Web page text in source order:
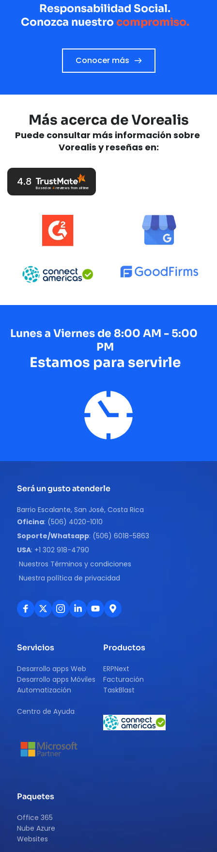
Responsabilidad Social.
Conozca nuestro compromiso.
Conocer más
Más acerca de Vorealis
Puede consultar más información sobre
Vorealis y reseñas en:
4.8
Based on 4reviews from all time
Lunes a Viernes de 8:00 AM - 5:00
PM
Estamos para servirle
Será un gusto atenderle
Barrio Escalante, San José, Costa Rica
Oficina: (506) 4020-1010
Soporte/Whatsapp: (506) 6018-5863
USA: +1 302 918-4790
Nuestros Términos y condiciones
Nuestra política de privacidad
Servicios
Desarrollo apps Web
Desarrollo apps Móviles
Automatización
Centro de Ayuda
Productos
ERPNext
Facturación
TaskBlast
Paquetes
Office 365
Nube Azure
Websites